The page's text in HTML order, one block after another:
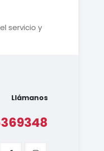
servicio y
Llámanos